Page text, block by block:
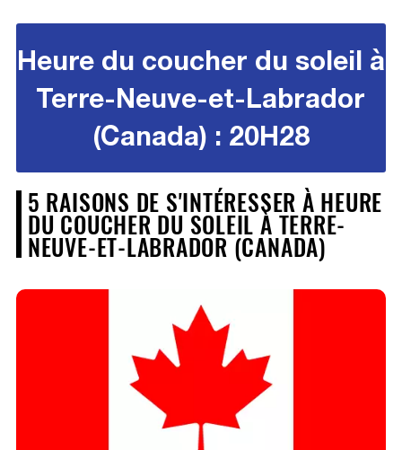
Heure du coucher du soleil à
Terre-Neuve-et-Labrador
(Canada) : 20H28
5 RAISONS DE S'INTÉRESSER À HEURE
DU COUCHER DU SOLEIL À TERRE-
NEUVE-ET-LABRADOR (CANADA)